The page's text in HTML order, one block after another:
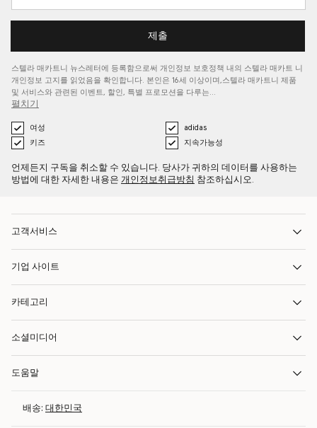
제출
스텔라 매카트니 뉴스레터에 등록함으로써 개인정보 보호정책 내의 스텔라 매카트 니
개인정보 고지를 읽었음을 확인합니다. 본인은 16세 이상이며,스텔라 매카트니 제품
및 서비스와 관련된 이벤트, 할인, 특별 프로모션을 다루는…
펼치기
여성
adidas
키즈
지속가능성
언제든지 구독을 취소할 수 있습니다. 당사가 귀하의 데이터를 사용하는
방법에 대한 자세한 내용은 개인정보취급방침 참조하십시오.
고객서비스
기업 사이트
카테고리
소셜미디어
도움말
배송: 대한민국